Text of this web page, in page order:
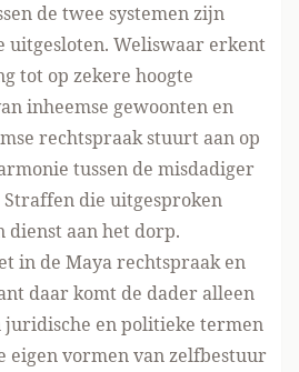
de twee systemen zijn
uitgesloten. Weliswaar erkent
tot op zekere hoogte
inheemse gewoonten en
rechtspraak stuurt aan op
tussen de misdadiger
Straffen die uitgesproken
dienst aan het dorp.
in de Maya rechtspraak en
daar komt de dader alleen
en politieke termen
eigen vormen van zelfbestuur